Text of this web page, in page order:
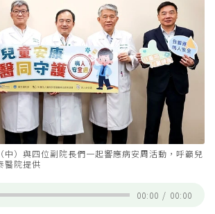
中）與四位副院長們一起響應病安周活動，呼籲兒
醫院提供
00:00 / 00:00